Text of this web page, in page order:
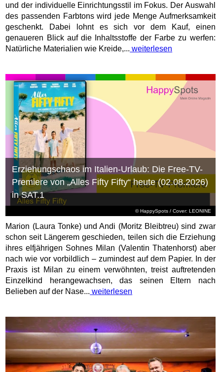
und der individuelle Einrichtungsstil im Fokus. Der Auswahl
des passenden Farbtons wird jede Menge Aufmerksamkeit
geschenkt. Dabei lohnt es sich vor dem Kauf, einen
genaueren Blick auf die Inhaltsstoffe der Farbe zu werfen:
Natürliche Materialien wie Kreide,... weiterlesen
© HappySpots / Cover: LEONINE
Erziehungschaos im Italien-Urlaub: Die Free-TV-
Premiere von „Alles Fifty Fifty“ heute (02.08.2026)
in SAT.1
Marion (Laura Tonke) und Andi (Moritz Bleibtreu) sind zwar
schon seit Längerem geschieden, teilen sich die Erziehung
ihres elfjährigen Sohnes Milan (Valentin Thatenhorst) aber
nach wie vor vorbildlich – zumindest auf dem Papier. In der
Praxis ist Milan zu einem verwöhnten, treist auftretenden
Einzelkind herangewachsen, das seinen Eltern nach
Belieben auf der Nase... weiterlesen